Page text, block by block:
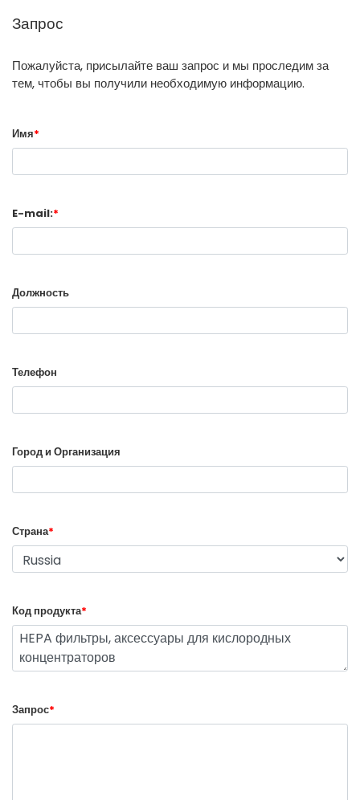
Запрос
Пожалуйста, присылайте ваш запрос и мы проследим за
тем, чтобы вы получили необходимую информацию.
Имя*
E-mail:*
Должность
Телефон
Город и Организация
Страна*
Код продукта*
Запрос*